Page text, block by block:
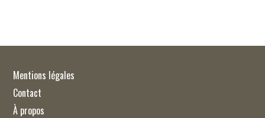
Mentions légales
Contact
À propos